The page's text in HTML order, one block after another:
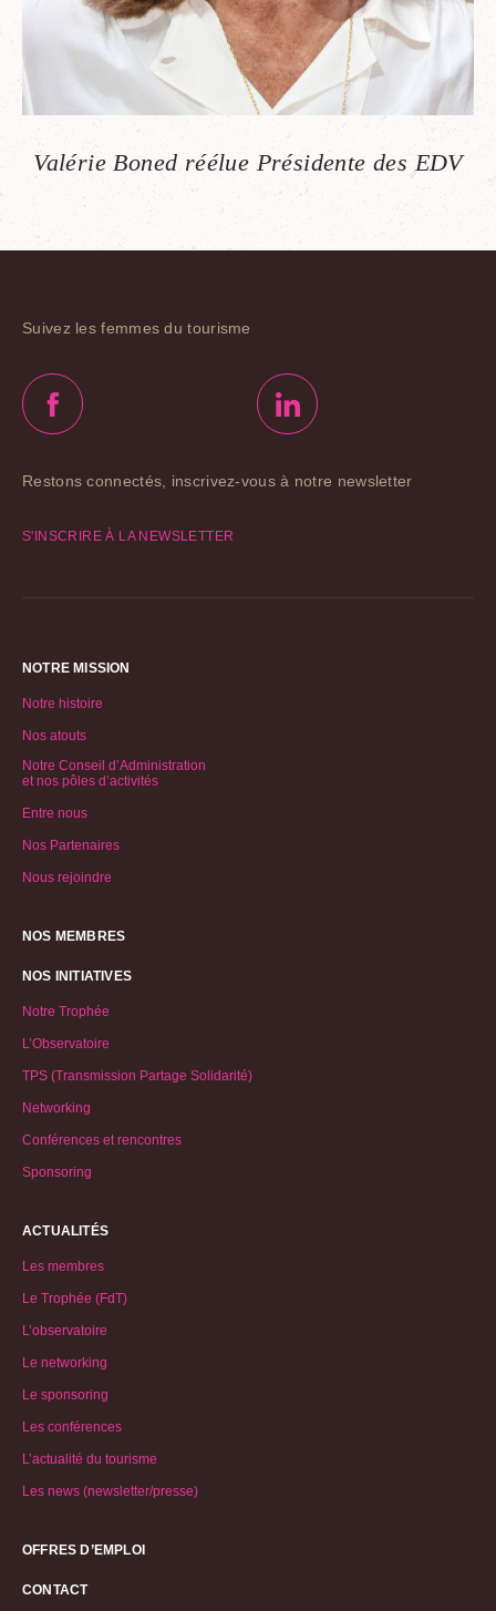
Valérie Boned réélue Présidente des EDV
Suivez les femmes du tourisme
Restons connectés, inscrivez-vous à notre newsletter
S'INSCRIRE À LA NEWSLETTER
NOTRE MISSION
Notre histoire
Nos atouts
Notre Conseil d’Administration
et nos pôles d’activités
Entre nous
Nos Partenaires
Nous rejoindre
NOS MEMBRES
NOS INITIATIVES
Notre Trophée
L’Observatoire
TPS (Transmission Partage Solidarité)
Networking
Conférences et rencontres
Sponsoring
ACTUALITÉS
Les membres
Le Trophée (FdT)
L’observatoire
Le networking
Le sponsoring
Les conférences
L’actualité du tourisme
Les news (newsletter/presse)
OFFRES D’EMPLOI
CONTACT